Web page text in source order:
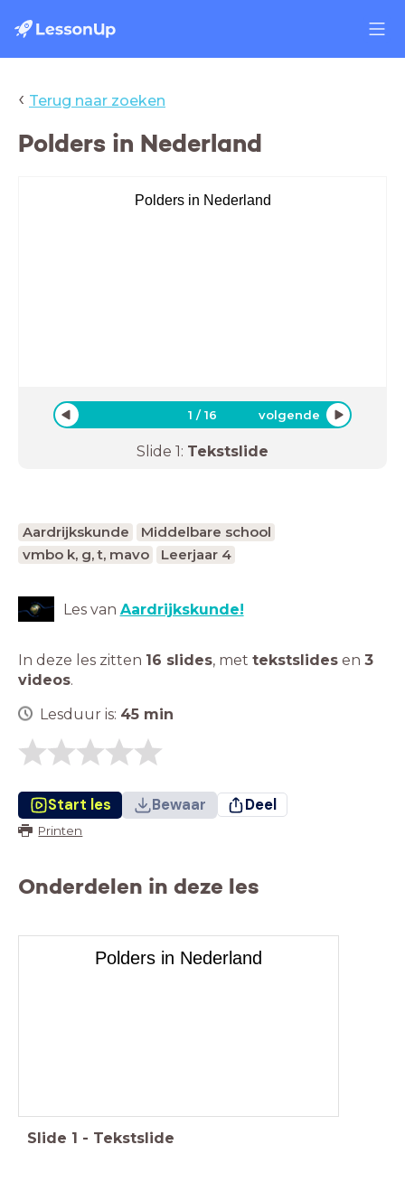
‹ Terug naar zoeken
Polders in Nederland
Polders in Nederland
1 /16 volgende
Slide 1: Tekstslide
Aardrijkskunde
Middelbare school
vmbo k, g, t, mavo
Leerjaar 4
Les van Aardrijkskunde!
In deze les zitten 16 slides, met tekstslides en 3
videos.
Lesduur is: 45 min
Start les Bewaar Deel
Printen
Onderdelen in deze les
Polders in Nederland
Slide 1 - Tekstslide